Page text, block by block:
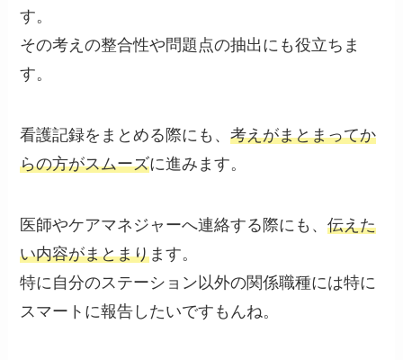
す。
その考えの整合性や問題点の抽出にも役立ちま
す。
看護記録をまとめる際にも、考えがまとまってか
らの方がスムーズに進みます。
医師やケアマネジャーへ連絡する際にも、伝えた
い内容がまとまり ます。
特に自分のステーション以外の関係職種には特に
スマートに報告したいですもんね。